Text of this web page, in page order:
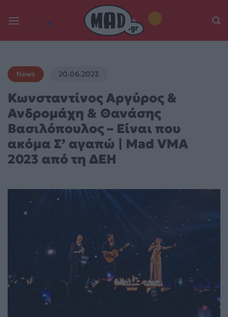
News 20.06.2023
Κωνσταντίνος Αργύρος &
Ανδρομάχη & Θανάσης
Βασιλόπουλος – Είναι που
ακόμα Σ’ αγαπώ | Mad VMA
2023 από τη ΔΕΗ